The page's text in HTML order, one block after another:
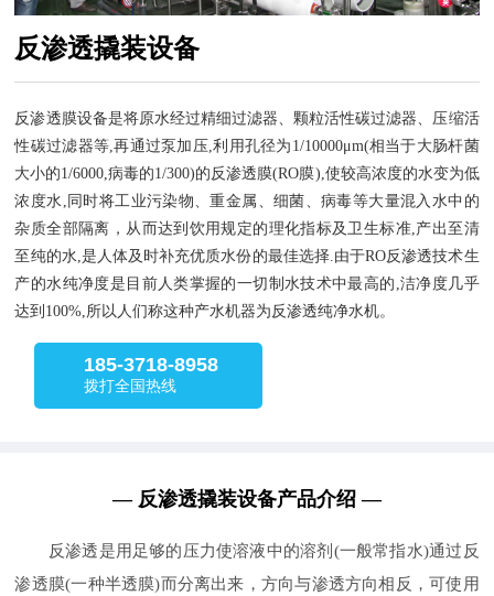
反渗透撬装设备
反渗透膜设备是将原水经过精细过滤器、颗粒活性碳过滤器、压缩活
性碳过滤器等,再通过泵加压,利用孔径为1/10000μm(相当于大肠杆菌
大小的1/6000,病毒的1/300)的反渗透膜(RO膜),使较高浓度的水变为低
浓度水,同时将工业污染物、重金属、细菌、病毒等大量混入水中的
杂质全部隔离，从而达到饮用规定的理化指标及卫生标准,产出至清
至纯的水,是人体及时补充优质水份的最佳选择.由于RO反渗透技术生
产的水纯净度是目前人类掌握的一切制水技术中最高的,洁净度几乎
达到100%,所以人们称这种产水机器为反渗透纯净水机。
185-3718-8958
拨打全国热线
— 反渗透撬装设备产品介绍 —
反渗透是用足够的压力使溶液中的溶剂(一般常指水)通过反
渗透膜(一种半透膜)而分离出来，方向与渗透方向相反，可使用